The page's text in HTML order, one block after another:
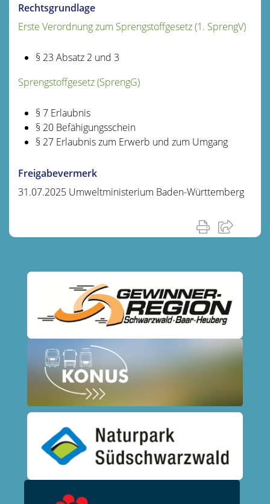
Rechtsgrundlage
Erste Verordnung zum Sprengstoffgesetz (1. SprengV)
§ 23 Absatz 2 und 3
Sprengstoffgesetz (SprengG)
§ 7 Erlaubnis
§ 20 Befähigungsschein
§ 27 Erlaubnis zum Erwerb und zum Umgang
Freigabevermerk
31.07.2025 Umweltministerium Baden-Württemberg